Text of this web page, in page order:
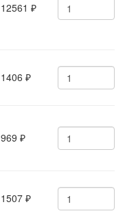
12561 ₽
1406 ₽
969 ₽
1507 ₽